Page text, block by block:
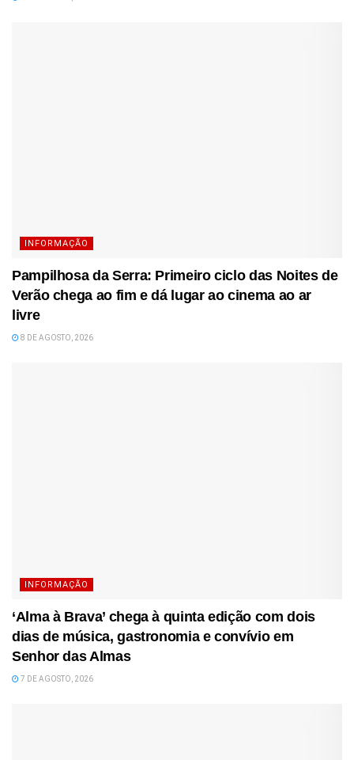
INFORMAÇÃO
Pampilhosa da Serra: Primeiro ciclo das Noites de
Verão chega ao fim e dá lugar ao cinema ao ar
livre
8 DE AGOSTO, 2026
INFORMAÇÃO
‘Alma à Brava’ chega à quinta edição com dois
dias de música, gastronomia e convívio em
Senhor das Almas
7 DE AGOSTO, 2026